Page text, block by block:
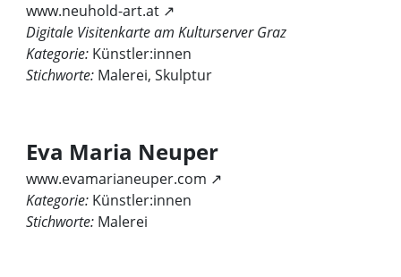
www.neuhold-art.at ↗
Digitale Visitenkarte am Kulturserver Graz
Kategorie: Künstler:innen
Stichworte: Malerei, Skulptur
Eva Maria Neuper
www.evamarianeuper.com ↗
Kategorie: Künstler:innen
Stichworte: Malerei